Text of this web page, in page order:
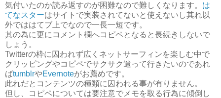
気付いたのか読み返すのが困難なので難しくなります。 は
てなスターはサイトで実装されてないと使えないし其れ以
外でははてブ上でなので一長一短です。
其の為に更にコメント欄へコピペとなると長続きしないで
しょう。
Twitterの枠に囚われず広くネットサーフィンを楽しむ中で
クリッピングやコピペでサクサク遣って行きたいのであれ
ばtumblrやEvernoteがお薦めです。
此れだとコンテンツの種類に囚われる事が有りません。
但し、コピペについては要注意でメモを取る行為に傾倒し